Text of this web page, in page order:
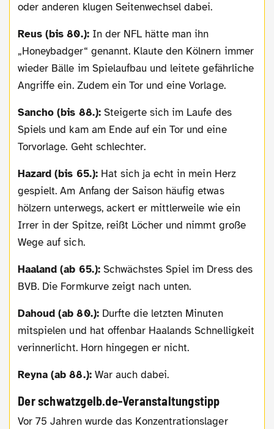
oder anderen klugen Seitenwechsel dabei.
Reus (bis 80.): In der NFL hätte man ihn
„Honeybadger“ genannt. Klaute den Kölnern immer
wieder Bälle im Spielaufbau und leitete gefährliche
Angriffe ein. Zudem ein Tor und eine Vorlage.
Sancho (bis 88.):Steigerte sich im Laufe des
Spiels und kam am Ende auf ein Tor und eine
Torvorlage. Geht schlechter.
Hazard (bis 65.):Hat sich ja echt in mein Herz
gespielt. Am Anfang der Saison häufig etwas
hölzern unterwegs, ackert er mittlerweile wie ein
Irrer in der Spitze, reißt Löcher und nimmt große
Wege auf sich.
Haaland (ab 65.):Schwächstes Spiel im Dress des
BVB. Die Formkurve zeigt nach unten.
Dahoud (ab 80.):Durfte die letzten Minuten
mitspielen und hat offenbar Haalands Schnelligkeit
verinnerlicht. Horn hingegen er nicht.
Reyna (ab 88.):War auch dabei.
Der schwatzgelb.de-Veranstaltungstipp
Vor 75 Jahren wurde das Konzentrationslager